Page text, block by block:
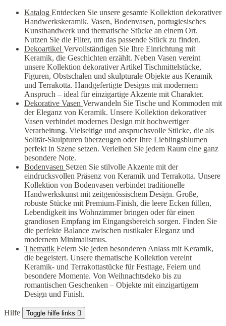
Katalog Entdecken Sie unsere gesamte Kollektion dekorativer
Handwerkskeramik. Vasen, Bodenvasen, portugiesisches
Kunsthandwerk und thematische Stücke an einem Ort.
Nutzen Sie die Filter, um das passende Stück zu finden.
Dekoartikel Vervollständigen Sie Ihre Einrichtung mit
Keramik, die Geschichten erzählt. Neben Vasen vereint
unsere Kollektion dekorativer Artikel Tischmittelstücke,
Figuren, Obstschalen und skulpturale Objekte aus Keramik
und Terrakotta. Handgefertigte Designs mit modernem
Anspruch – ideal für einzigartige Akzente mit Charakter.
Dekorative Vasen Verwandeln Sie Tische und Kommoden mit
der Eleganz von Keramik. Unsere Kollektion dekorativer
Vasen verbindet modernes Design mit hochwertiger
Verarbeitung. Vielseitige und anspruchsvolle Stücke, die als
Solitär-Skulpturen überzeugen oder Ihre Lieblingsblumen
perfekt in Szene setzen. Verleihen Sie jedem Raum eine ganz
besondere Note.
Bodenvasen Setzen Sie stilvolle Akzente mit der
eindrucksvollen Präsenz von Keramik und Terrakotta. Unsere
Kollektion von Bodenvasen verbindet traditionelle
Handwerkskunst mit zeitgenössischem Design. Große,
robuste Stücke mit Premium-Finish, die leere Ecken füllen,
Lebendigkeit ins Wohnzimmer bringen oder für einen
grandiosen Empfang im Eingangsbereich sorgen. Finden Sie
die perfekte Balance zwischen rustikaler Eleganz und
modernem Minimalismus.
Thematik Feiern Sie jeden besonderen Anlass mit Keramik,
die begeistert. Unsere thematische Kollektion vereint
Keramik- und Terrakottastücke für Festtage, Feiern und
besondere Momente. Von Weihnachtsdeko bis zu
romantischen Geschenken – Objekte mit einzigartigem
Design und Finish.
Hilfe Toggle hilfe links 